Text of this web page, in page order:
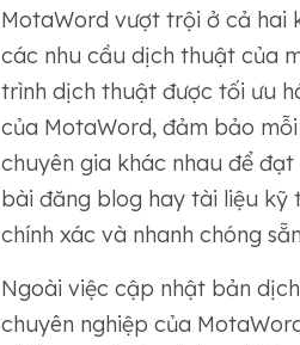
MotaWord vượt trội ở cả hai
các nhu cầu dịch thuật của
trình dịch thuật được tối ưu
của MotaWord, đảm bảo
chuyên gia khác nhau để
bài đăng blog hay tài liệu kỹ
chính xác và nhanh chóng
Ngoài việc cập nhật bản
chuyên nghiệp của